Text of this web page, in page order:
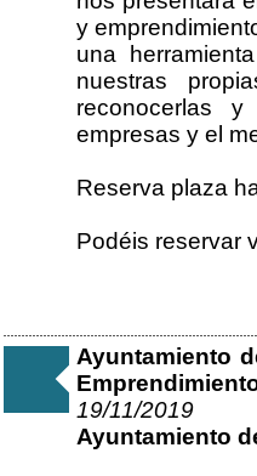
y
una
nuestras
reconocerlas
empresas y el
Reserva plaza
Podéis reservar
Ayuntamiento
19/11/2019
Ayuntamiento